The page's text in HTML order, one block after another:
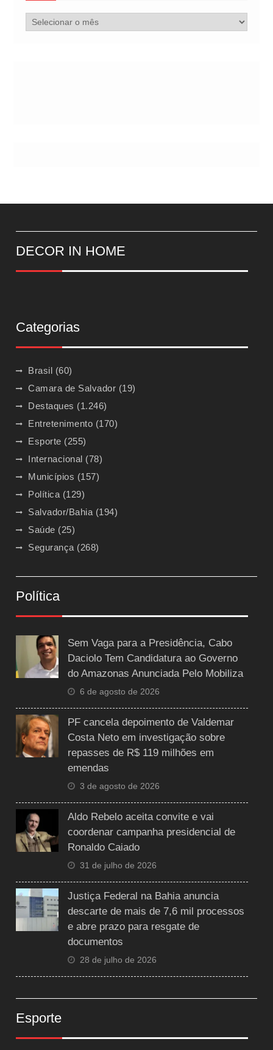
Arquivo
de
DECOR IN HOME
Categorias
Brasil (60)
Camara de Salvador (19)
Destaques (1.246)
Entretenimento (170)
Esporte (255)
Internacional (78)
Municípios (157)
Política (129)
Salvador/Bahia (194)
Saúde (25)
Segurança (268)
Política
Sem Vaga para a Presidência, Cabo
Daciolo Tem Candidatura ao Governo
do Amazonas Anunciada Pelo Mobiliza
6 de agosto de 2026
PF cancela depoimento de Valdemar
Costa Neto em investigação sobre
repasses de R$ 119 milhões em
emendas
3 de agosto de 2026
Aldo Rebelo aceita convite e vai
coordenar campanha presidencial de
Ronaldo Caiado
31 de julho de 2026
Justiça Federal na Bahia anuncia
descarte de mais de 7,6 mil processos
e abre prazo para resgate de
documentos
28 de julho de 2026
Esporte